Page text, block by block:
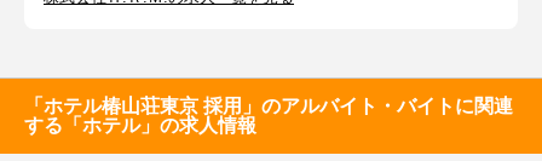
「ホテル椿山荘東京 採用」のアルバイト・バイトに関連
する「ホテル」の求人情報